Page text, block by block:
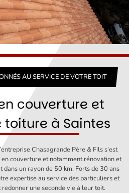
AU SERVICE DE VOTRE TOIT
couverture et
à Saintes
Chasagrande Père & Fils s’est
couverture et notamment rénovation et
dans un rayon de 50 km. Forts de 30 ans
expertise au service des particuliers et
une seconde vie à leur toit.